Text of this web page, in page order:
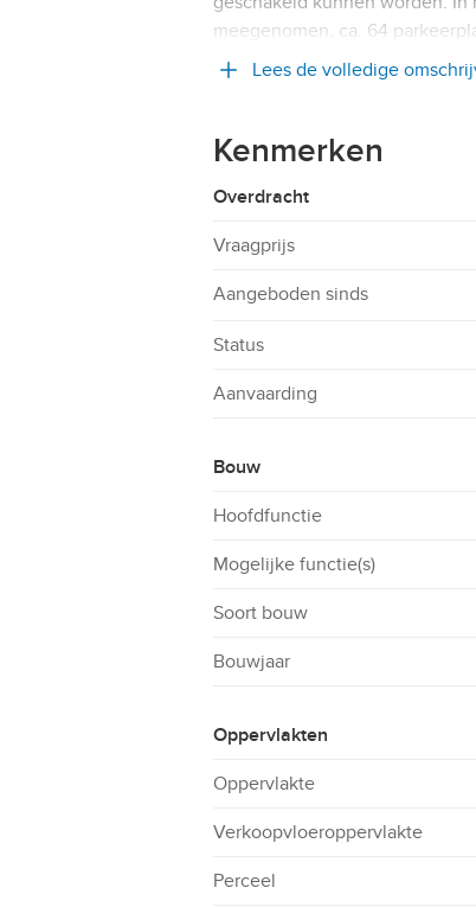
meegenomen, ca. 64
Lees de volledige
Kenmerken
Overdracht
Vraagprijs
Aangeboden sinds
Status
Aanvaarding
Bouw
Hoofdfunctie
Mogelijke functie(s)
Soort bouw
Bouwjaar
Oppervlakten
Oppervlakte
Verkoopvloeroppervlakte
Perceel